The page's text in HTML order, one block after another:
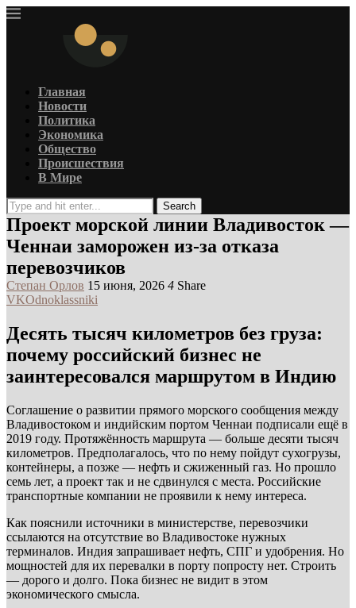
Главная
Новости
Политика
Экономика
Общество
Происшествия
В Мире
Search
Проект морской линии Владивосток —
Ченнаи заморожен из-за отказа
перевозчиков
Степан Орлов 15 июня, 2026 4 Share
VKOdnoklassniki
Десять тысяч километров без груза:
почему российский бизнес не
заинтересовался маршрутом в Индию
Соглашение о развитии прямого морского сообщения между
Владивостоком и индийским портом Ченнаи подписали ещё в
2019 году. Протяжённость маршрута — больше десяти тысяч
километров. Предполагалось, что по нему пойдут сухогрузы,
контейнеры, а позже — нефть и сжиженный газ. Но прошло
семь лет, а проект так и не сдвинулся с места. Российские
транспортные компании не проявили к нему интереса.
Как пояснили источники в министерстве, перевозчики
ссылаются на отсутствие во Владивостоке нужных
терминалов. Индия запрашивает нефть, СПГ и удобрения. Но
мощностей для их перевалки в порту попросту нет. Строить
— дорого и долго. Пока бизнес не видит в этом
экономического смысла.